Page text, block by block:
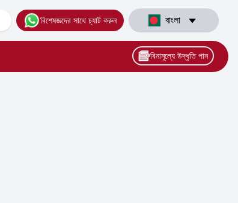
বিশেষজ্ঞদের সাথে চ্যাট করুন বাংলা
বিনামূল্যে উদ্ধৃতি পান